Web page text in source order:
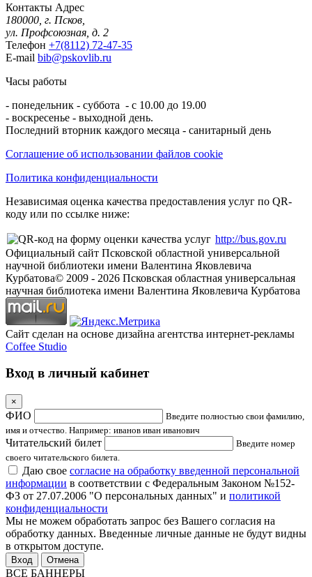
Контакты Адрес
180000, г. Псков,
ул. Профсоюзная, д. 2
Телефон +7(8112) 72-47-35
E-mail bib@pskovlib.ru
Часы работы
- понедельник - суббота - с 10.00 до 19.00
- воскресенье - выходной день.
Последний вторник каждого месяца - санитарный день
Соглашение об использовании файлов cookie
Политика конфиденциальности
Независимая оценка качества предоставления услуг по QR-
коду или по ссылке ниже:
http://bus.gov.ru
Официальный сайт Псковской областной универсальной
научной библиотеки имени Валентина Яковлевича
Курбатова© 2009 - 2026 Псковская областная универсальная
научная библиотека имени Валентина Яковлевича Курбатова
Сайт сделан на основе дизайна агентства интернет-рекламы
Coffee Studio
Вход в личный кабинет
×
ФИО
Введите полностью свои фамилию,
имя и отчество. Например: иванов иван иванович
Читательский билет
Введите номер
своего читательского билета.
Даю свое согласие на обработку введенной персональной
информации в соответствии с Федеральным Законом №152-
ФЗ от 27.07.2006 "О персональных данных" и политикой
конфиденциальности
Мы не можем обработать запрос без Вашего согласия на
обработку данных. Введенные личные данные не будут видны
в открытом доступе.
Отмена
ВСЕ БАННЕРЫ